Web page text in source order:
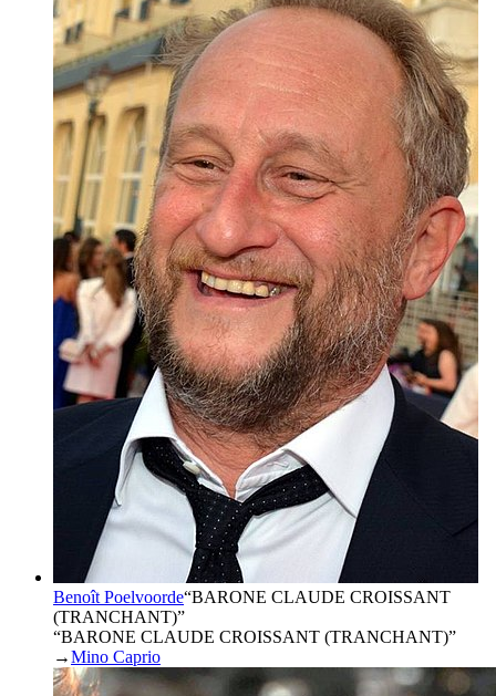
Benoît Poelvoorde“BARONE CLAUDE CROISSANT
(TRANCHANT)”
“BARONE CLAUDE CROISSANT (TRANCHANT)”
→Mino Caprio